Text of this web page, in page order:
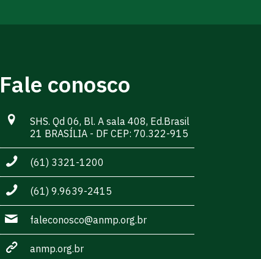
Fale conosco
SHS. Qd 06, Bl. A sala 408, Ed.Brasil
21 BRASÍLIA - DF CEP: 70.322-915
(61) 3321-1200
(61) 9.9639-2415
faleconosco@anmp.org.br
anmp.org.br